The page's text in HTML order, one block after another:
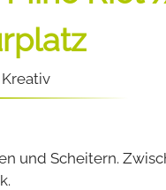
und Scheitern.